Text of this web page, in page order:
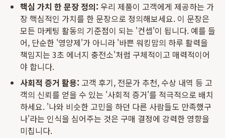
핵심 가치 한 문장 정의: 우리 제품이 고객에게 제공하는 가
장 핵심적인 가치를 한 문장으로 정의해보세요. 이 문장은
모든 마케팅 활동의 기준점이 되는 '컨셉'이 됩니다. 예를 들
어, 단순한 '영양제'가 아니라 '바쁜 워킹맘의 하루 활력을
책임지는 3초 에너지 충전소'처럼 구체적이고 매력적이어
야 합니다.
사회적 증거 활용: 고객 후기, 전문가 추천, 수상 내역 등 고
객의 신뢰를 얻을 수 있는 '사회적 증거'를 적극적으로 배치
하세요. '나와 비슷한 고민을 하던 다른 사람들도 만족했구
나'라는 인식을 심어주는 것은 구매 결정에 강력한 영향을
미칩니다.